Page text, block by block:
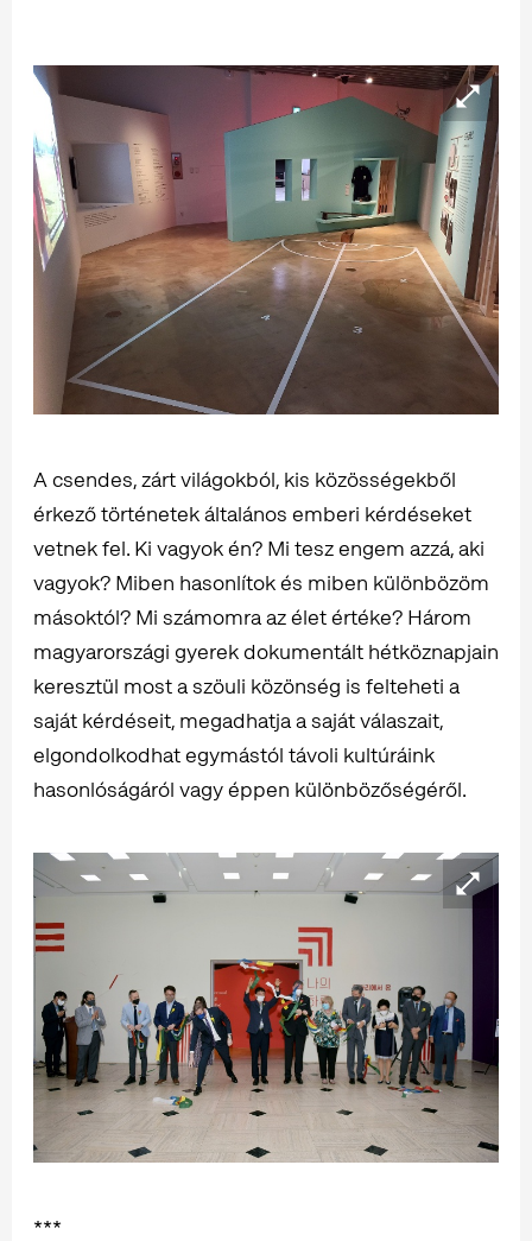
A csendes, zárt világokból, kis közösségekből
érkező történetek általános emberi kérdéseket
vetnek fel. Ki vagyok én? Mi tesz engem azzá, aki
vagyok? Miben hasonlítok és miben különbözöm
másoktól? Mi számomra az élet értéke? Három
magyarországi gyerek dokumentált hétköznapjain
keresztül most a szöuli közönség is felteheti a
saját kérdéseit, megadhatja a saját válaszait,
elgondolkodhat egymástól távoli kultúráink
hasonlóságáról vagy éppen különbözőségéről.
***